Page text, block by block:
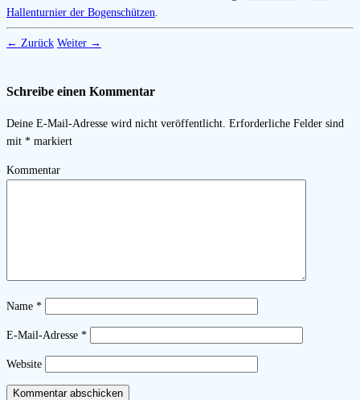
Hallenturnier der Bogenschützen
← Zurück Weiter →
Schreibe einen Kommentar
Deine E-Mail-Adresse wird nicht veröffentlicht. Erforderliche Felder sind
mit * markiert
Kommentar
Name *
E-Mail-Adresse *
Website